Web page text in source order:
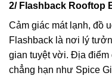
2/ Flashback Rooftop
Cảm giác mát lạnh, đồ
Flashback là nơi lý
gian tuyệt vời. Địa điểm
chẳng hạn như Spice